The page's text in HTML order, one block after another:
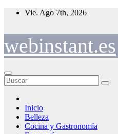
Saltar
Vie. Ago 7th, 2026
webinstant.es
Inicio
Belleza
Cocina y Gastronomía